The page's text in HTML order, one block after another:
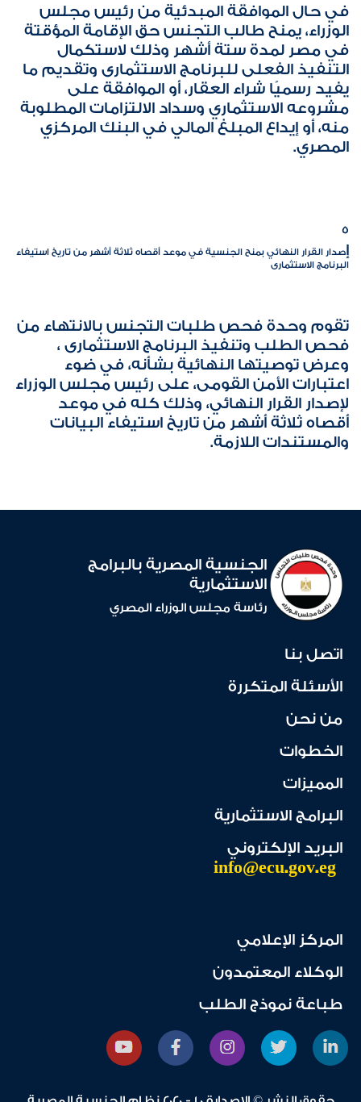
في حال الموافقة المبدئية من رئيس مجلس
الوزراء، يمنح طالب التجنس حق الإقامة المؤقتة
في مصر لمدة ستة أشهر وذلك لاستكمال
التنفيذ الفعلى للبرنامج الاستثمارى وتقديم ما
يفيد رسميًا شراء العقار، أو الموافقة على
مشروعه الاستثماري وسداد الالتزامات المطلوبة
منه، أو إيداع المبلغ المالي في البنك المركزي
المصري.
5
إصدار القرار النهائي بمنح الجنسية في موعد أقصاه ثلاثة أشهر من تاريخ استيفاء
البرنامج الاستثمارى
تقوم وحدة فحص طلبات التجنس بالانتهاء من
فحص الطلب وتنفيذ البرنامج الاستثمارى ،
وعرض توصيتها النهائية بشأنه، في ضوء
اعتبارات الأمن القومى، على رئيس مجلس الوزراء
لإصدار القرار النهائي، وذلك كله في موعد
أقصاه ثلاثة أشهر من تاريخ استيفاء البيانات
والمستندات اللازمة.
الجنسية المصرية بالبرامج
الاستثمارية
رئاسة مجلس الوزراء المصري
اتصل بنا
الأسئلة المتكررة
من نحن
الخطوات
المميزات
البرامج الاستثمارية
البريد الإلكتروني
info@ecu.gov.eg
المركز الإعلامي
الوكلاء المعتمدون
طباعة نموذج الطلب